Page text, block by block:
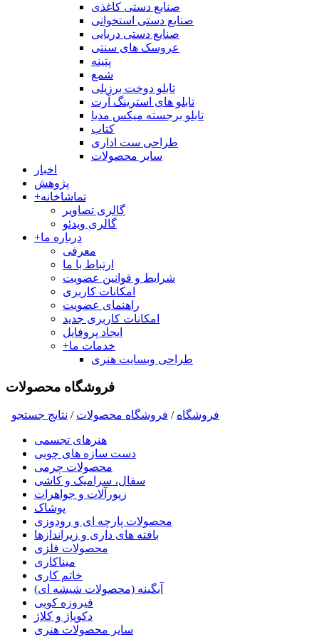
صنایع دستی کاغذی
صنایع دستی استخوانی
صنایع دستی دریایی
عروسک های سنتی
پتینه
شمع
تابلو دوخت برزیلی
تابلو های استرینگ آرت
تابلو برجسته میکس مدیا
کتاب
طراحی ست اداری
سایر محصولات
اخبار
پژوهش
+تماشاخانه
گالری تصاویر
گالری ویدئو
+درباره ما
معرفی
ارتباط با ما
شرایط و قوانین عضویت
امکانات کاربری
راهنمای عضویت
امکانات کاربری جدید
ایجاد پروفایل
+خدمات ما
طراحی وبسایت هنری
فروشگاه محصولات
فروشگاه / فروشگاه محصولات / نتايج جستجو
هنرهای تجسمی
دست سازه های چوبی
محصولات چرمی
سفال، سرامیک و کاشی
زیورآلات و جواهرات
پوشاک
محصولات پارچه ای و رودوزی
بافته های داری و زیراندازها
محصولات فلزی
میناکاری
خاتم کاری
آبگینه (محصولات شیشه ای)
فیروزه کوبی
دکوپاژ و کلاژ
سایر محصولات هنری